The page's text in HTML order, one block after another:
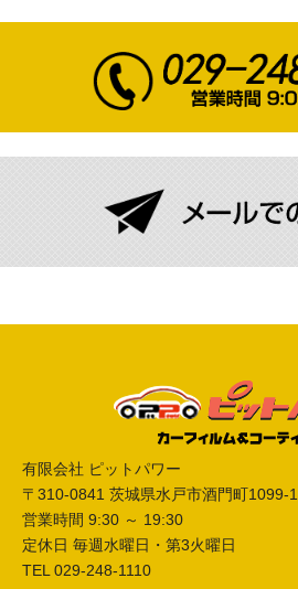
有限会社 ピットパワー
〒310-0841 茨城県水戸市酒門町1099-1
営業時間 9:30 ～ 19:30
定休日 毎週水曜日・第3火曜日
TEL 029-248-1110